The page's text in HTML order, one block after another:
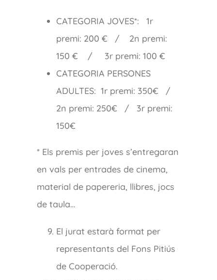
CATEGORIA JOVES*: 1r
premi: 200 € / 2n premi:
150 € / 3r premi: 100 €
CATEGORIA PERSONES
ADULTES: 1r premi: 350€ /
2n premi: 250€ / 3r premi:
150€
* Els premis per joves s’entregaran
en vals per entrades de cinema,
material de papereria, llibres, jocs
de taula…
El jurat estarà format per
representants del Fons Pitiús
de Cooperació.